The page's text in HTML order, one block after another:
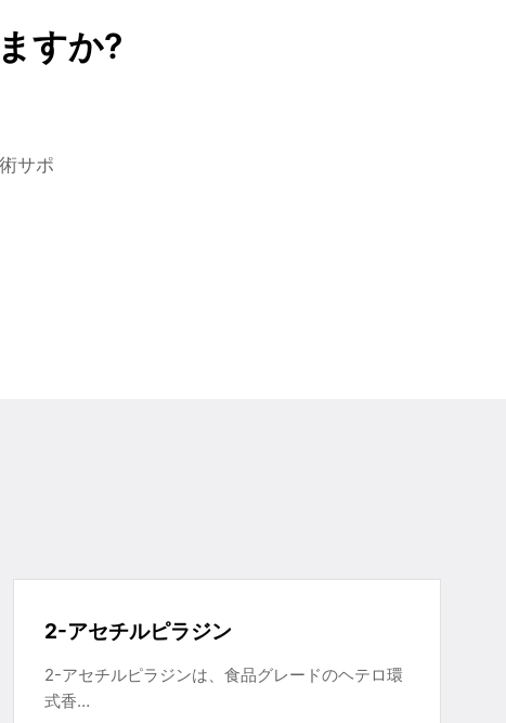
すか?
サポ
2-アセチルピラジン
2-アセチルピラジンは、食品グレードのヘテロ環
式香…